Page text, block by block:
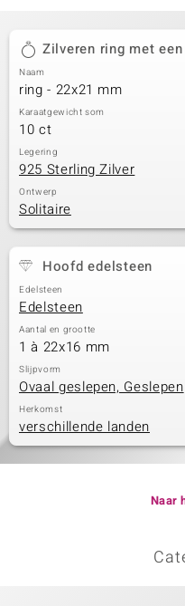
Zilveren ring met
Naam
ring - 22x21 mm
Karaatgewicht som
10 ct
Legering
925 Sterling Zilver
Ontwerp
Solitaire
Hoofd edelsteen
Edelsteen
Edelsteen
Aantal en grootte
1 à 22x16 mm
Slijpvorm
Ovaal geslepen, Geslepen
Herkomst
verschillende landen
Naar